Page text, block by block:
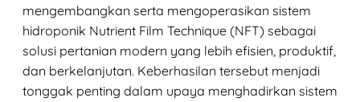
mengembangkan serta mengoperasikan sistem
hidroponik Nutrient Film Technique (NFT) sebagai
solusi pertanian modern yang lebih efisien, produktif,
dan berkelanjutan. Keberhasilan tersebut menjadi
tonggak penting dalam upaya menghadirkan sistem